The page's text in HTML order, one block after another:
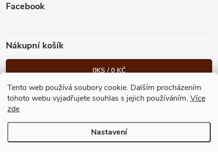
Tento web používá soubory cookie. Dalším procházením
tohoto webu vyjadřujete souhlas s jejich používáním. Více
zde
Nastavení
Facebook
Nákupní košík
0KS /0 KČ
Heureka.cz Facebook Instagram Bonvolo - přidej se taky
GastroKlub.cz. Všechna práva vyhrazena.
nastavení cookies